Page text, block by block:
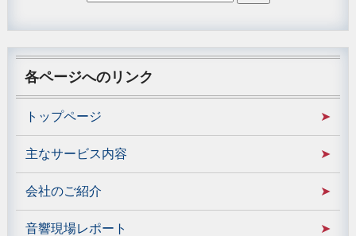
各ページへのリンク
トップページ
主なサービス内容
会社のご紹介
音響現場レポート